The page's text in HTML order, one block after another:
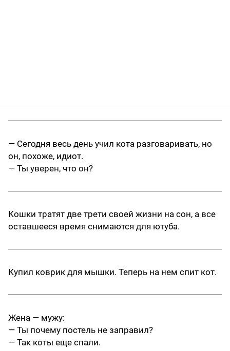
— Сегодня весь день учил кота разговаривать, но
он, похоже, идиот.
— Ты уверен, что он?
Кошки тратят две трети своей жизни на сон, а все
оставшееся время снимаются для ютуба.
Купил коврик для мышки. Теперь на нем спит кот.
Жена — мужу:
— Ты почему постель не заправил?
— Так коты еще спали.